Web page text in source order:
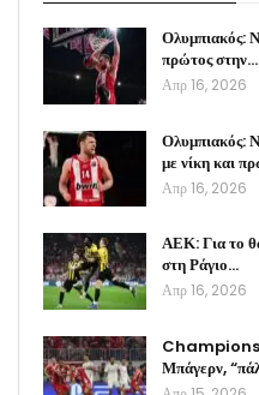
Ολυμπιακός:
πρώτος στην…
Απρ 16, 2026
Ολυμπιακός:
με νίκη και
Απρ 16, 2026
ΑΕΚ: Για το
στη Ράγιο…
Απρ 16, 2026
Champions
Μπάγερν,